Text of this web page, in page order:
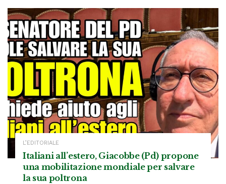
L’EDITORIALE
Italiani all’estero, Giacobbe (Pd) propone
una mobilitazione mondiale per salvare
la sua poltrona